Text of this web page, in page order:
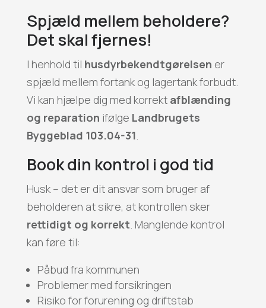
Spjæld mellem beholdere?
Det skal fjernes!
I henhold til husdyrbekendtgørelsen er
spjæld mellem fortank og lagertank forbudt.
Vi kan hjælpe dig med korrekt afblænding
og reparation ifølge Landbrugets
Byggeblad 103.04-31.
Book din kontrol i god tid
Husk – det er dit ansvar som bruger af
beholderen at sikre, at kontrollen sker
rettidigt og korrekt. Manglende kontrol
kan føre til:
Påbud fra kommunen
Problemer med forsikringen
Risiko for forurening og driftstab